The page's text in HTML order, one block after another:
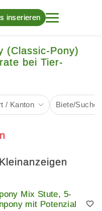
inserieren
(Classic-Pony)
bei Tier-
/ Kanton Biete/Suche
Mix Stute, 5-
mit Potenzial